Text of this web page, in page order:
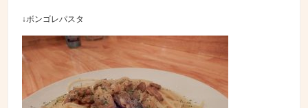
↓ボンゴレパスタ